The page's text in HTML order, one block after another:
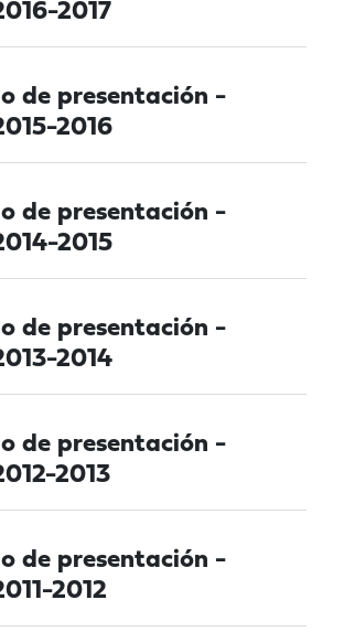
2017
de presentación -
2016
de presentación -
2015
de presentación -
2014
de presentación -
2013
de presentación -
2012